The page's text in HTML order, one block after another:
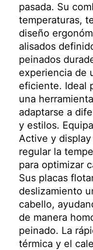
pasada. Su
temperaturas,
diseño
alisados
peinados
experiencia de
eficiente. Ideal
una
adaptarse a
y estilos.
Active y
regular la
para optimizar
Sus placas
deslizamiento
cabello,
de manera
peinado. La
térmica y el